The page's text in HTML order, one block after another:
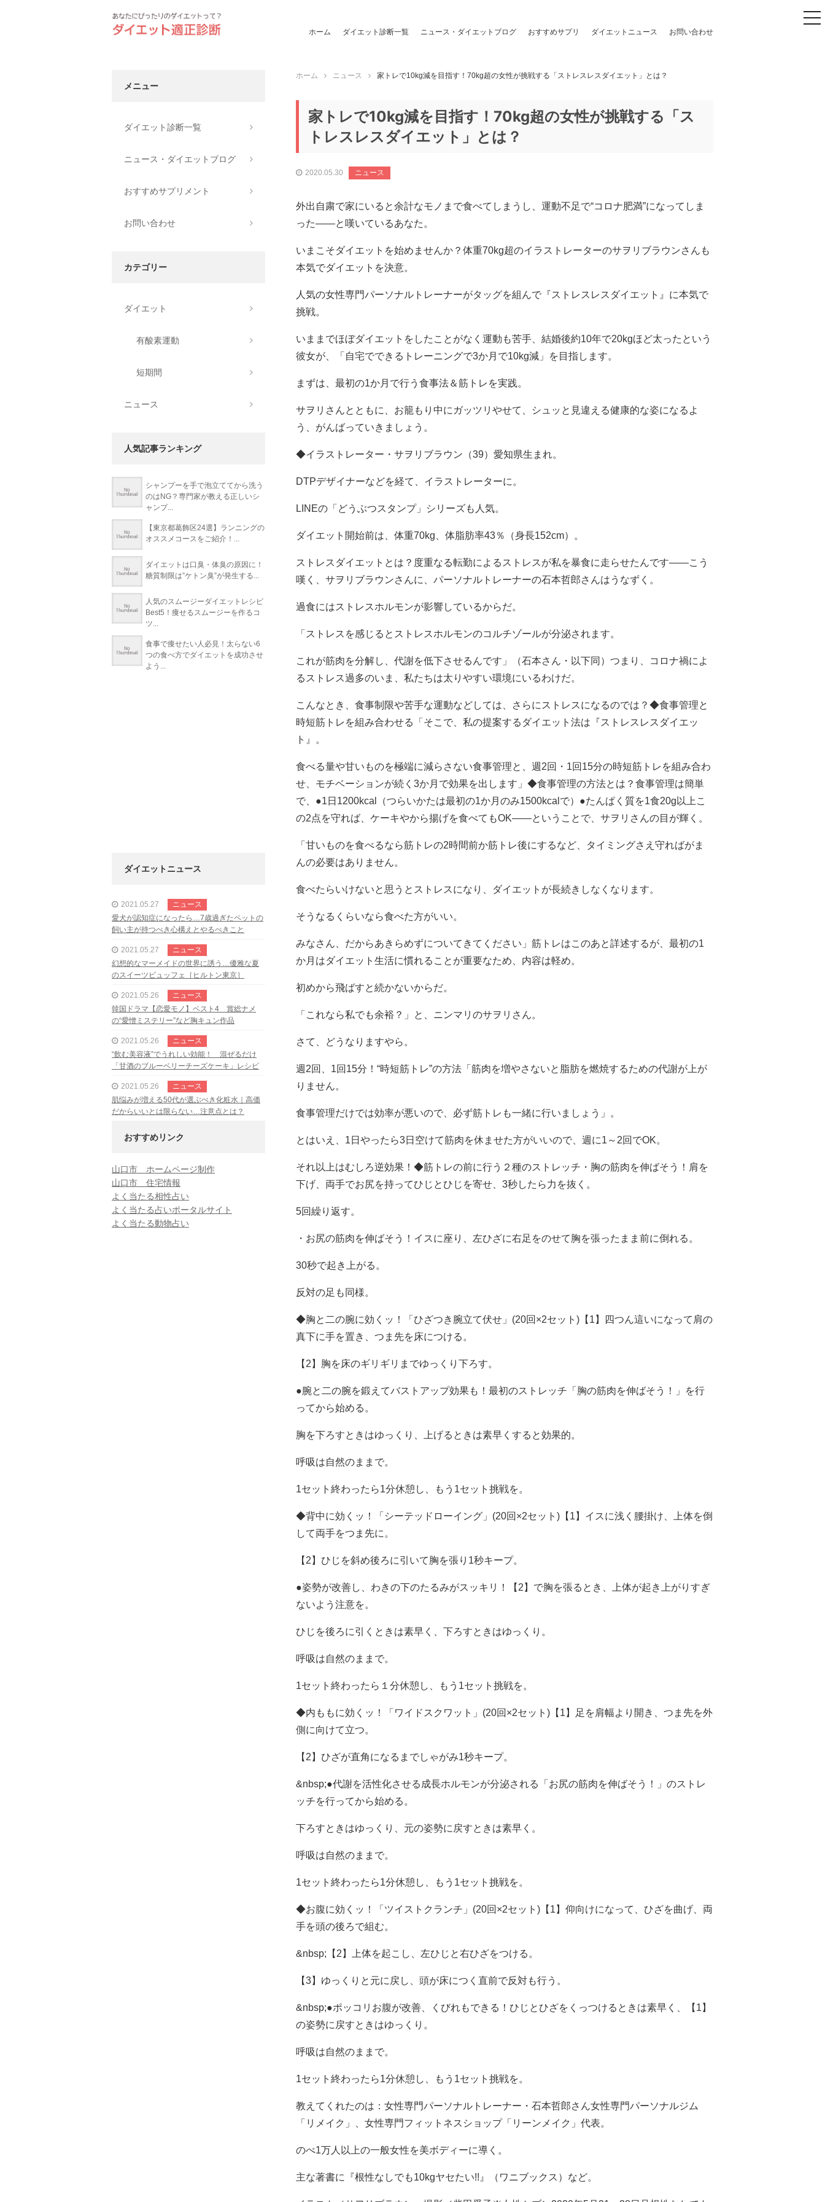
ホーム ダイエット診断一覧 ニュース・ダイエットブログ おすすめサプリ ダイエットニュース お問い合わせ
ホーム ニュース 家トレで10kg減を目指す！70kg超の女性が挑戦する「ストレスレスダイエット」とは？
家トレで10kg減を目指す！70kg超の女性が挑戦する「ス
トレスレスダイエット」とは？
2020.05.30 ニュース
外出自粛で家にいると余計なモノまで食べてしまうし、運動不足で“コロナ肥満”になってしま
った――と嘆いているあなた。
いまこそダイエットを始めませんか？体重70kg超のイラストレーターのサヲリブラウンさんも
本気でダイエットを決意。
人気の女性専門パーソナルトレーナーがタッグを組んで『ストレスレスダイエット』に本気で
挑戦。
いままでほぼダイエットをしたことがなく運動も苦手、結婚後約10年で20kgほど太ったという
彼女が、「自宅でできるトレーニングで3か月で10kg減」を目指します。
まずは、最初の1か月で行う食事法＆筋トレを実践。
サヲリさんとともに、お籠もり中にガッツリやせて、シュッと見違える健康的な姿になるよ
う、がんばっていきましょう。
◆イラストレーター・サヲリブラウン（39）愛知県生まれ。
DTPデザイナーなどを経て、イラストレーターに。
LINEの「どうぶつスタンプ」シリーズも人気。
ダイエット開始前は、体重70kg、体脂肪率43％（身長152cm）。
ストレスダイエットとは？度重なる転勤によるストレスが私を暴食に走らせたんです――こう
嘆く、サヲリブラウンさんに、パーソナルトレーナーの石本哲郎さんはうなずく。
過食にはストレスホルモンが影響しているからだ。
「ストレスを感じるとストレスホルモンのコルチゾールが分泌されます。
これが筋肉を分解し、代謝を低下させるんです」（石本さん・以下同）つまり、コロナ禍によ
るストレス過多のいま、私たちは太りやすい環境にいるわけだ。
こんなとき、食事制限や苦手な運動などしては、さらにストレスになるのでは？◆食事管理と
時短筋トレを組み合わせる「そこで、私の提案するダイエット法は『ストレスレスダイエッ
ト』。
食べる量や甘いものを極端に減らさない食事管理と、週2回・1回15分の時短筋トレを組み合わ
せ、モチベーションが続く3か月で効果を出します」◆食事管理の方法とは？食事管理は簡単
で、●1日1200kcal（つらいかたは最初の1か月のみ1500kcalで）●たんぱく質を1食20g以上こ
の2点を守れば、ケーキやから揚げを食べてもOK――ということで、サヲリさんの目が輝く。
「甘いものを食べるなら筋トレの2時間前か筋トレ後にするなど、タイミングさえ守ればがま
んの必要はありません。
食べたらいけないと思うとストレスになり、ダイエットが長続きしなくなります。
そうなるくらいなら食べた方がいい。
みなさん、だからあきらめずについてきてください」筋トレはこのあと詳述するが、最初の1
か月はダイエット生活に慣れることが重要なため、内容は軽め。
初めから飛ばすと続かないからだ。
「これなら私でも余裕？」と、ニンマリのサヲリさん。
さて、どうなりますやら。
週2回、1回15分！“時短筋トレ”の方法「筋肉を増やさないと脂肪を燃焼するための代謝が上が
りません。
食事管理だけでは効率が悪いので、必ず筋トレも一緒に行いましょう」。
とはいえ、1日やったら3日空けて筋肉を休ませた方がいいので、週に1～2回でOK。
それ以上はむしろ逆効果！◆筋トレの前に行う２種のストレッチ・胸の筋肉を伸ばそう！肩を
下げ、両手でお尻を持ってひじとひじを寄せ、3秒したら力を抜く。
5回繰り返す。
・お尻の筋肉を伸ばそう！イスに座り、左ひざに右足をのせて胸を張ったまま前に倒れる。
30秒で起き上がる。
反対の足も同様。
◆胸と二の腕に効くッ！「ひざつき腕立て伏せ」(20回×2セット)【1】四つん這いになって肩の
真下に手を置き、つま先を床につける。
【2】胸を床のギリギリまでゆっくり下ろす。
●腕と二の腕を鍛えてバストアップ効果も！最初のストレッチ「胸の筋肉を伸ばそう！」を行
ってから始める。
胸を下ろすときはゆっくり、上げるときは素早くすると効果的。
呼吸は自然のままで。
1セット終わったら1分休憩し、もう1セット挑戦を。
◆背中に効くッ！「シーテッドローイング」(20回×2セット)【1】イスに浅く腰掛け、上体を倒
して両手をつま先に。
【2】ひじを斜め後ろに引いて胸を張り1秒キープ。
●姿勢が改善し、わきの下のたるみがスッキリ！【2】で胸を張るとき、上体が起き上がりすぎ
ないよう注意を。
ひじを後ろに引くときは素早く、下ろすときはゆっくり。
呼吸は自然のままで。
1セット終わったら１分休憩し、もう1セット挑戦を。
◆内ももに効くッ！「ワイドスクワット」(20回×2セット)【1】足を肩幅より開き、つま先を外
側に向けて立つ。
【2】ひざが直角になるまでしゃがみ1秒キープ。
&nbsp;●代謝を活性化させる成長ホルモンが分泌される「お尻の筋肉を伸ばそう！」のストレ
ッチを行ってから始める。
下ろすときはゆっくり、元の姿勢に戻すときは素早く。
呼吸は自然のままで。
1セット終わったら1分休憩し、もう1セット挑戦を。
◆お腹に効くッ！「ツイストクランチ」(20回×2セット)【1】仰向けになって、ひざを曲げ、両
手を頭の後ろで組む。
&nbsp;【2】上体を起こし、左ひじと右ひざをつける。
【3】ゆっくりと元に戻し、頭が床につく直前で反対も行う。
&nbsp;●ポッコリお腹が改善、くびれもできる！ひじとひざをくっつけるときは素早く、【1】
の姿勢に戻すときはゆっくり。
呼吸は自然のままで。
1セット終わったら1分休憩し、もう1セット挑戦を。
教えてくれたのは：女性専門パーソナルトレーナー・石本哲郎さん女性専門パーソナルジム
「リメイク」、女性専門フィットネスショップ「リーンメイク」代表。
のべ1万人以上の一般女性を美ボディーに導く。
主な著書に『根性なしでも10kgヤセたい!!』（ワニブックス）など。
メニュー
ダイエット診断一覧
ニュース・ダイエットブログ
おすすめサプリメント
お問い合わせ
カテゴリー
ダイエット
有酸素運動
短期間
ニュース
人気記事ランキング
シャンプーを手で泡立ててから洗う
のはNG？専門家が教える正しいシ
ャンプ...
【東京都葛飾区24選】ランニングの
オススメコースをご紹介！...
ダイエットは口臭・体臭の原因に！
糖質制限は”ケトン臭”が発生する...
人気のスムージーダイエットレシピ
Best5！痩せるスムージーを作るコ
ツ...
食事で痩せたい人必見！太らない6
つの食べ方でダイエットを成功させ
よう...
ダイエットニュース
2021.05.27
ニュース
愛犬が認知症になったら…7歳過ぎたペットの
飼い主が持つべき心構えとやるべきこと
2021.05.27
ニュース
幻想的なマーメイドの世界に誘う…優雅な夏
のスイーツビュッフェ［ヒルトン東京］
2021.05.26
ニュース
韓国ドラマ【恋愛モノ】ベスト4 賞総ナメ
の“愛憎ミステリー”など胸キュン作品
2021.05.26
ニュース
“飲む美容液”でうれしい効能！ 混ぜるだけ
「甘酒のブルーベリーチーズケーキ」レシピ
2021.05.26
ニュース
肌悩みが増える50代が選ぶべき化粧水｜高価
だからいいとは限らない…注意点とは？
おすすめリンク
山口市 ホームページ制作
山口市 住宅情報
よく当たる相性占い
よく当たる占いポータルサイト
よく当たる動物占い